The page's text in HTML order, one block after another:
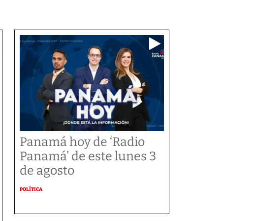
Panamá hoy de ‘Radio
Panamá’ de este lunes 3
de agosto
POLÍTICA